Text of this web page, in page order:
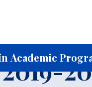
Academic